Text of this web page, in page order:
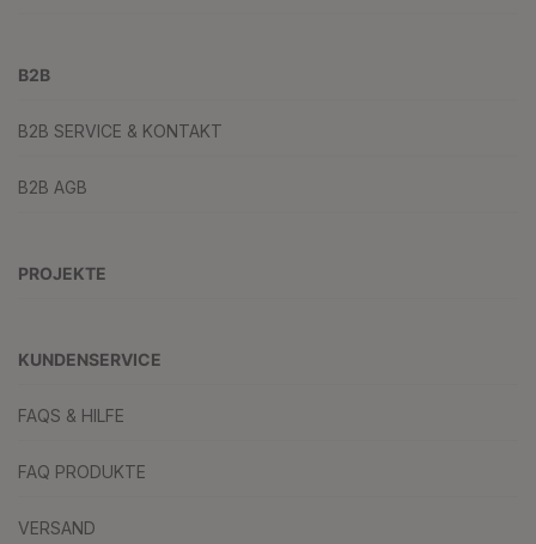
B2B
B2B SERVICE & KONTAKT
B2B AGB
PROJEKTE
KUNDENSERVICE
FAQS & HILFE
FAQ PRODUKTE
VERSAND